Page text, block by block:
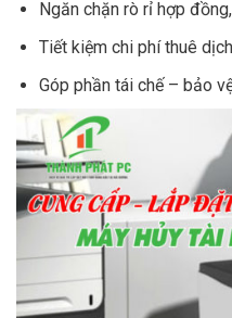
Ngăn chặn rò rỉ hợp
Tiết kiệm chi phí thuê
Góp phần tái chế – bảo